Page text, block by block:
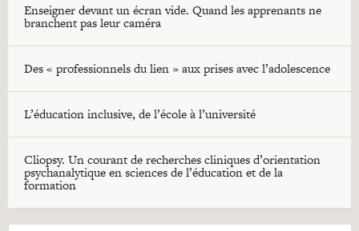
Enseigner devant un écran vide. Quand les apprenants ne
branchent pas leur caméra
Des « professionnels du lien » aux prises avec l’adolescence
L’éducation inclusive, de l’école à l’université
Cliopsy. Un courant de recherches cliniques d’orientation
psychanalytique en sciences de l’éducation et de la
formation